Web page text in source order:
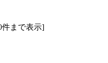
件まで表示]